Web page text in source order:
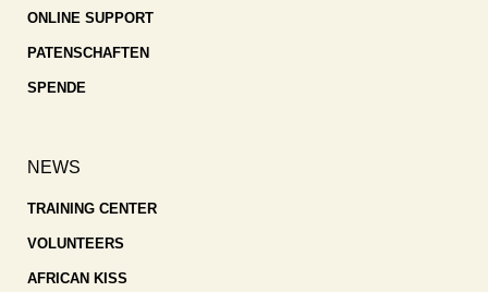
ONLINE SUPPORT
PATENSCHAFTEN
SPENDE
NEWS
TRAINING CENTER
VOLUNTEERS
AFRICAN KISS